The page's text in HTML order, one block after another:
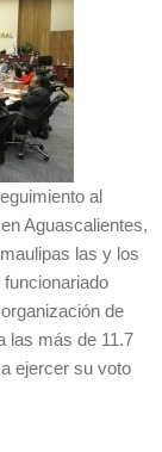
al
Aguascalientes,
las y los
de
las más de 11.7
ejercer su voto